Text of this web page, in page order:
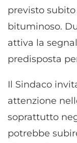
previsto
bituminoso.
attiva la
predisposta
Il Sindaco
attenzione
soprattutto
potrebbe